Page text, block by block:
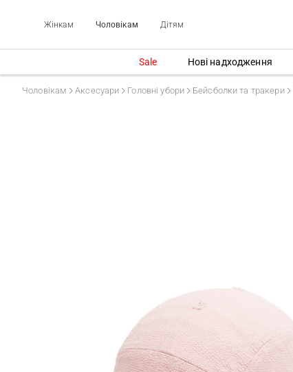
Жінкам Чоловікам Дітям
Sale Нові надходження
Чоловікам Аксесуари Головні убори Бейсболки та тракери